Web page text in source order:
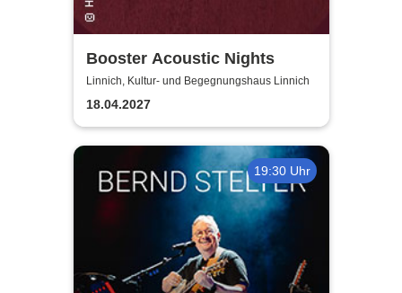
Booster Acoustic Nights
Linnich, Kultur- und Begegnungshaus Linnich
18.04.2027
19:30 Uhr